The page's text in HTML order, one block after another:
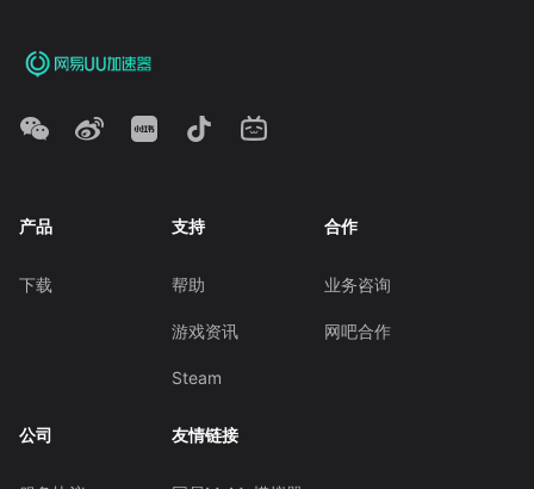
产品
下载
支持
帮助
游戏资讯
Steam
合作
业务咨询
网吧合作
公司 友情链接